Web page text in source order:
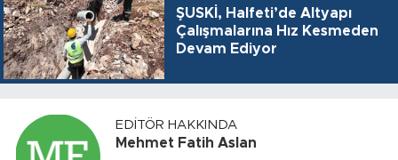
ŞUSKİ, Halfeti’de Altyapı
Çalışmalarına Hız Kesmeden
Devam Ediyor
EDITÖR HAKKINDA
Mehmet Fatih Aslan